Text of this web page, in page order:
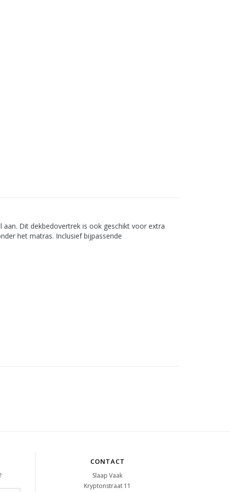
Dit dekbedovertrek is ook geschikt voor extra
het matras. Inclusief bijpassende
CONTACT
Slaap Vaak
Kryptonstraat 11